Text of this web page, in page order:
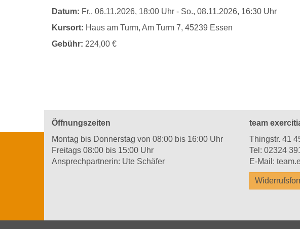
Datum: Fr., 06.11.2026, 18:00 Uhr - So., 08.11.2026, 16:30 Uhr
Kursort: Haus am Turm, Am Turm 7, 45239 Essen
Gebühr: 224,00 €
Öffnungszeiten
Montag bis Donnerstag von 08:00 bis 16:00 Uhr
Freitags 08:00 bis 15:00 Uhr
Ansprechpartnerin: Ute Schäfer
team
Thingstr. 41
Tel: 02324
E-Mail: